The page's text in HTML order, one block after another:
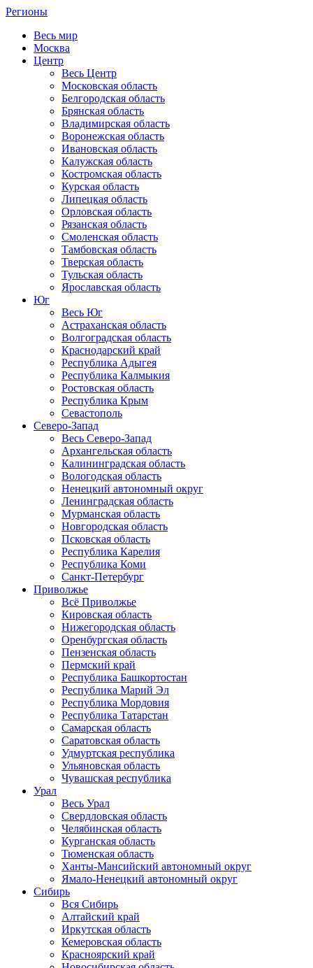
Регионы
Весь мир
Москва
Центр
Весь Центр
Московская область
Белгородская область
Брянская область
Владимирская область
Воронежская область
Ивановская область
Калужская область
Костромская область
Курская область
Липецкая область
Орловская область
Рязанская область
Смоленская область
Тамбовская область
Тверская область
Тульская область
Ярославская область
Юг
Весь Юг
Астраханская область
Волгоградская область
Краснодарский край
Республика Адыгея
Республика Калмыкия
Ростовская область
Республика Крым
Севастополь
Северо-Запад
Весь Северо-Запад
Архангельская область
Калининградская область
Вологодская область
Ненецкий автономный округ
Ленинградская область
Мурманская область
Новгородская область
Псковская область
Республика Карелия
Республика Коми
Санкт-Петербург
Приволжье
Всё Приволжье
Кировская область
Нижегородская область
Оренбургская область
Пензенская область
Пермский край
Республика Башкортостан
Республика Марий Эл
Республика Мордовия
Республика Татарстан
Самарская область
Саратовская область
Удмуртская республика
Ульяновская область
Чувашская республика
Урал
Весь Урал
Свердловская область
Челябинская область
Курганская область
Тюменская область
Ханты-Мансийский автономный округ
Ямало-Ненецкий автономный округ
Сибирь
Вся Сибирь
Алтайский край
Иркутская область
Кемеровская область
Красноярский край